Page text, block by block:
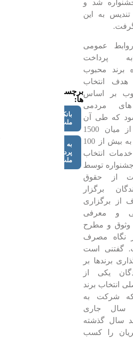
شد و
به این
عمومی
پرداخت
برند محبوب
هدف انتخاب
بر اساس
مردمی
که طی آن
برند محبوب از میان 1500
عنوان متعلق به بیش از 100
انتخاب
توسط
از حقوق
برگزار
از برگزاری
و معرفی
وثوق و مطرح
نگاه مصرف
گفتنی است
برندها بر
یکی از
انتخاب برند
شرکت به
سال جاری
سال گذشته
را کسب
برچسب
ها:
بانک
ملت
به
پرداخت
ملت